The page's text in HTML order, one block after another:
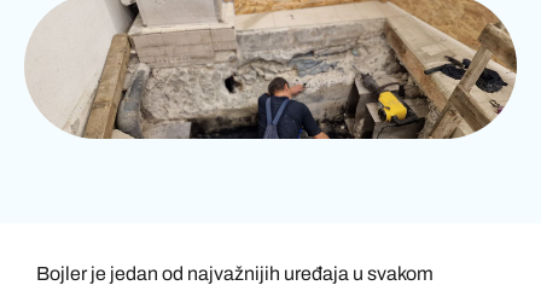
Bojler je jedan od najvažnijih uređaja u svakom